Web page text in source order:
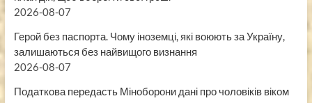
2026-08-07
Герой без паспорта. Чому іноземці, які воюють за Україну,
залишаються без найвищого визнання
2026-08-07
Податкова передасть Міноборони дані про чоловіків віком